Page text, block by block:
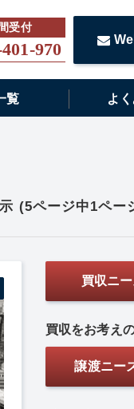
970
覧 よ
(5ページ中1ペー
買収ニ
買収をお考え
譲渡ニー